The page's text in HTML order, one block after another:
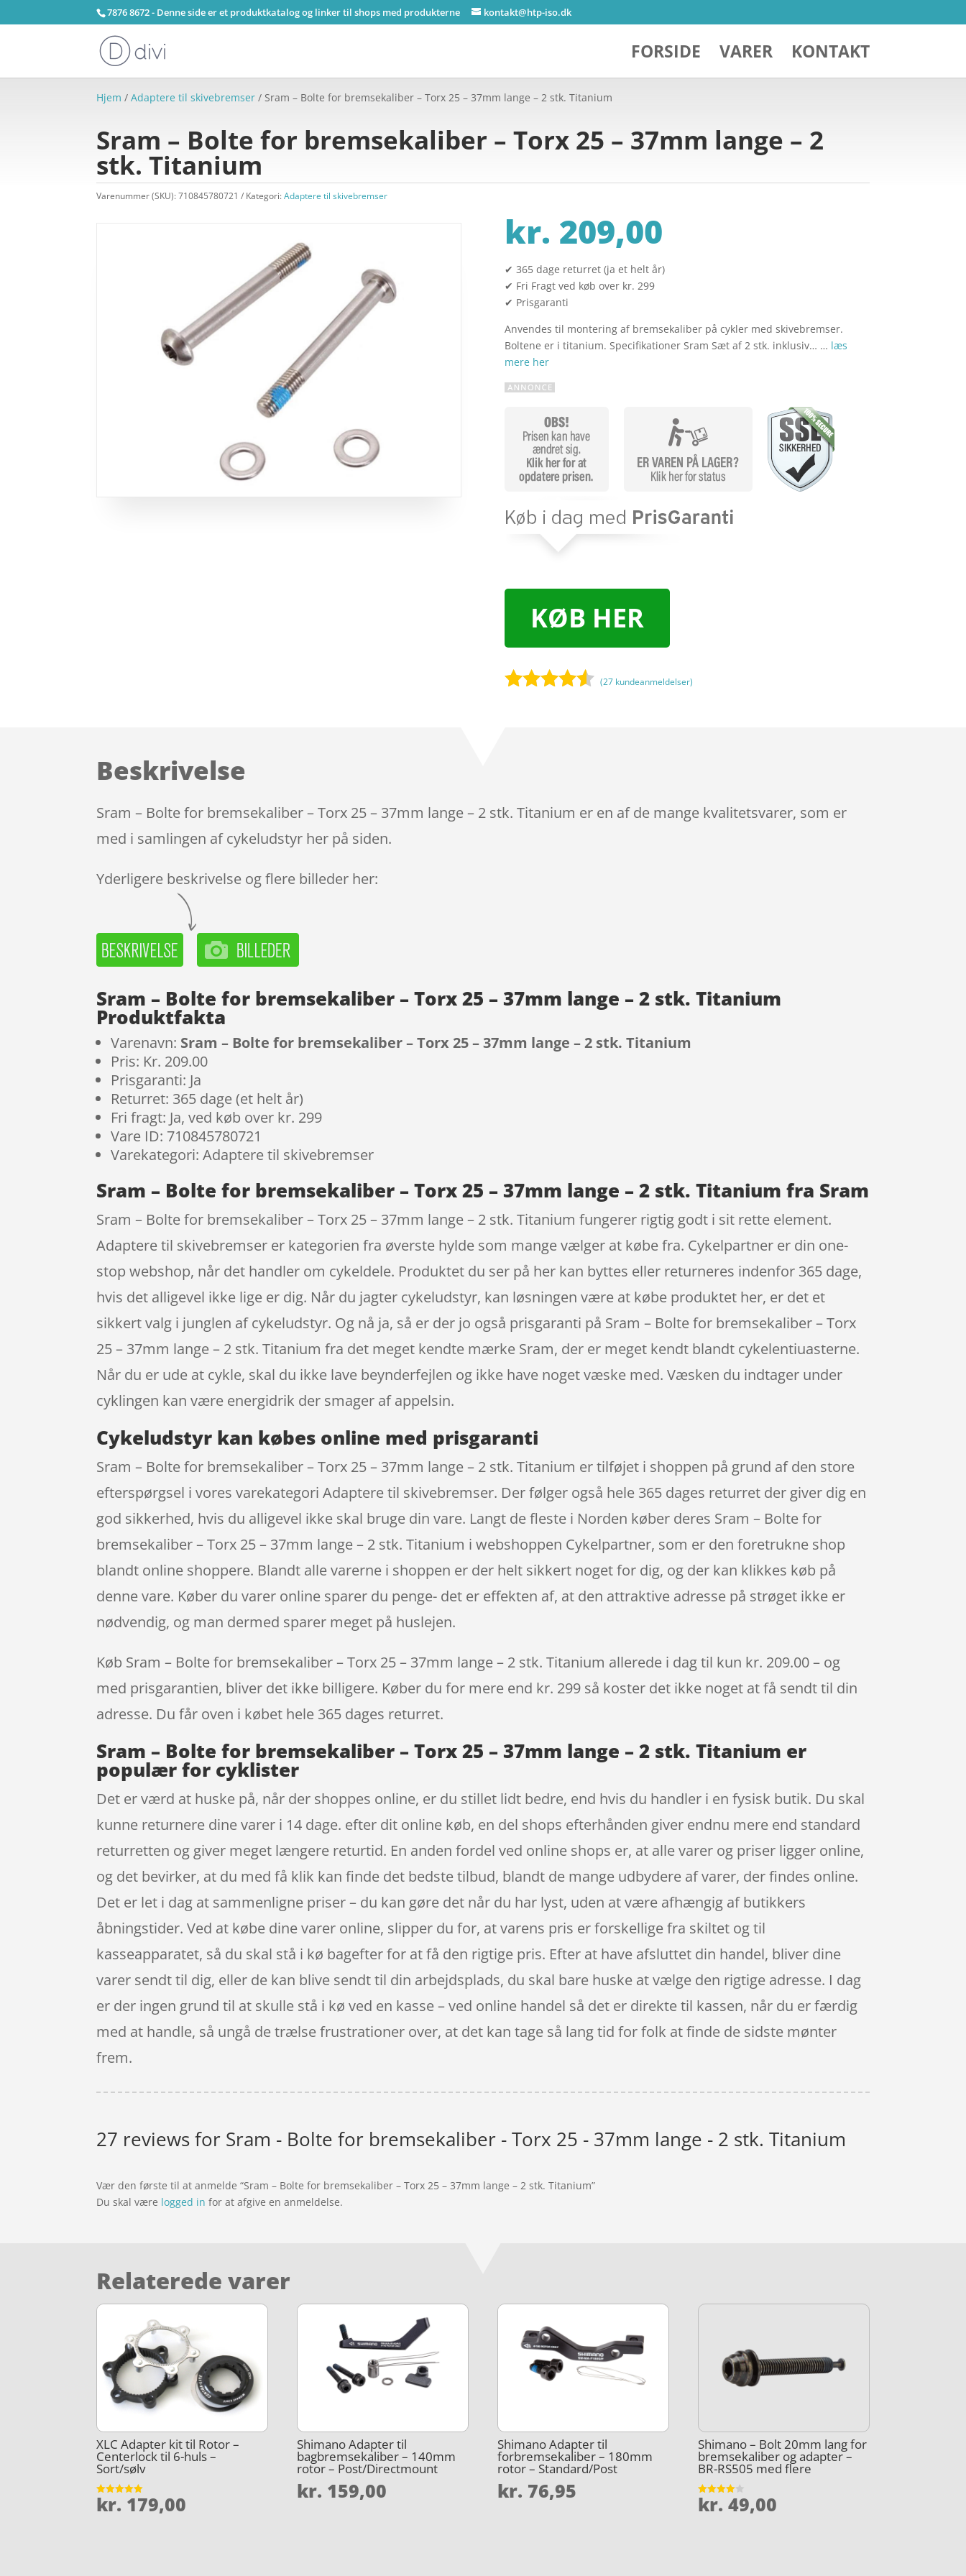
7876 8672 - Denne side er et produktkatalog og linker til shops med produkterne kontakt@htp-iso.dk
FORSIDE VARER KONTAKT
Hjem /Adaptere til skivebremser / Sram – Bolte for bremsekaliber – Torx 25 – 37mm lange – 2 stk. Titanium
Sram – Bolte for bremsekaliber – Torx 25 – 37mm lange – 2
stk. Titanium
Varenummer (SKU):710845780721 Kategori:Adaptere til skivebremser
kr. 209,00
✔ 365 dage returret (ja et helt år)
✔ Fri Fragt ved køb over kr. 299
✔ Prisgaranti
Anvendes til montering af bremsekaliber på cykler med skivebremser.
Boltene er i titanium. Specifikationer Sram Sæt af 2 stk. inklusiv… … læs
mere her
KØB HER
mmelser
(27 kundeanmeldelser)
Beskrivelse
Sram – Bolte for bremsekaliber – Torx 25 – 37mm lange – 2 stk. Titanium er en af de mange kvalitetsvarer, som er
med i samlingen af cykeludstyr her på siden.
Yderligere beskrivelse og flere billeder her:
Sram – Bolte for bremsekaliber – Torx 25 – 37mm lange – 2 stk. Titanium
Produktfakta
Varenavn: Sram – Bolte for bremsekaliber – Torx 25 – 37mm lange – 2 stk. Titanium
Pris: Kr. 209.00
Prisgaranti: Ja
Returret: 365 dage (et helt år)
Fri fragt: Ja, ved køb over kr. 299
Vare ID: 710845780721
Varekategori: Adaptere til skivebremser
Sram – Bolte for bremsekaliber – Torx 25 – 37mm lange – 2 stk. Titanium fra Sram
Sram – Bolte for bremsekaliber – Torx 25 – 37mm lange – 2 stk. Titanium fungerer rigtig godt i sit rette element.
Adaptere til skivebremser er kategorien fra øverste hylde som mange vælger at købe fra. Cykelpartner er din one-
stop webshop, når det handler om cykeldele. Produktet du ser på her kan byttes eller returneres indenfor 365 dage,
hvis det alligevel ikke lige er dig. Når du jagter cykeludstyr, kan løsningen være at købe produktet her, er det et
sikkert valg i junglen af cykeludstyr. Og nå ja, så er der jo også prisgaranti på Sram – Bolte for bremsekaliber – Torx
25 – 37mm lange – 2 stk. Titanium fra det meget kendte mærke Sram, der er meget kendt blandt cykelentiuasterne.
Når du er ude at cykle, skal du ikke lave beynderfejlen og ikke have noget væske med. Væsken du indtager under
cyklingen kan være energidrik der smager af appelsin.
Cykeludstyr kan købes online med prisgaranti
Sram – Bolte for bremsekaliber – Torx 25 – 37mm lange – 2 stk. Titanium er tilføjet i shoppen på grund af den store
efterspørgsel i vores varekategori Adaptere til skivebremser. Der følger også hele 365 dages returret der giver dig en
god sikkerhed, hvis du alligevel ikke skal bruge din vare. Langt de fleste i Norden køber deres Sram – Bolte for
bremsekaliber – Torx 25 – 37mm lange – 2 stk. Titanium i webshoppen Cykelpartner, som er den foretrukne shop
blandt online shoppere. Blandt alle varerne i shoppen er der helt sikkert noget for dig, og der kan klikkes køb på
denne vare. Køber du varer online sparer du penge- det er effekten af, at den attraktive adresse på strøget ikke er
nødvendig, og man dermed sparer meget på huslejen.
Køb Sram – Bolte for bremsekaliber – Torx 25 – 37mm lange – 2 stk. Titanium allerede i dag til kun kr. 209.00 – og
med prisgarantien, bliver det ikke billigere. Køber du for mere end kr. 299 så koster det ikke noget at få sendt til din
adresse. Du får oven i købet hele 365 dages returret.
Sram – Bolte for bremsekaliber – Torx 25 – 37mm lange – 2 stk. Titanium er
populær for cyklister
Det er værd at huske på, når der shoppes online, er du stillet lidt bedre, end hvis du handler i en fysisk butik. Du skal
kunne returnere dine varer i 14 dage. efter dit online køb, en del shops efterhånden giver endnu mere end standard
returretten og giver meget længere returtid. En anden fordel ved online shops er, at alle varer og priser ligger online,
og det bevirker, at du med få klik kan finde det bedste tilbud, blandt de mange udbydere af varer, der findes online.
Det er let i dag at sammenligne priser – du kan gøre det når du har lyst, uden at være afhængig af butikkers
åbningstider. Ved at købe dine varer online, slipper du for, at varens pris er forskellige fra skiltet og til
kasseapparatet, så du skal stå i kø bagefter for at få den rigtige pris. Efter at have afsluttet din handel, bliver dine
varer sendt til dig, eller de kan blive sendt til din arbejdsplads, du skal bare huske at vælge den rigtige adresse. I dag
er der ingen grund til at skulle stå i kø ved en kasse – ved online handel så det er direkte til kassen, når du er færdig
med at handle, så ungå de trælse frustrationer over, at det kan tage så lang tid for folk at finde de sidste mønter
frem.
27 reviews for Sram - Bolte for bremsekaliber - Torx 25 - 37mm lange - 2 stk. Titanium
Vær den første til at anmelde “Sram – Bolte for bremsekaliber – Torx 25 – 37mm lange – 2 stk. Titanium”
Du skal være logged in for at afgive en anmeldelse.
Relaterede varer
XLC Adapter kit til Rotor –
Centerlock til 6-huls –
Sort/sølv
Vurderet
5
kr. 179,00
Shimano Adapter til
bagbremsekaliber – 140mm
rotor – Post/Directmount
kr. 159,00
Shimano Adapter til
forbremsekaliber – 180mm
rotor – Standard/Post
kr. 76,95
Shimano – Bolt 20mm lang for
bremsekaliber og adapter –
BR-RS505 med flere
Vurderet
4
kr. 49,00